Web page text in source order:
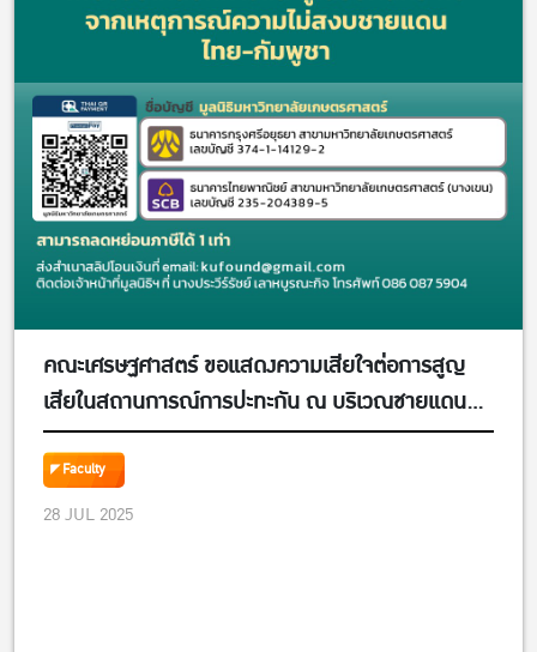
คณะเศรษฐศาสตร์ ขอแสดงความเสียใจต่อการสูญ
เสียในสถานการณ์การปะทะกัน ณ บริเวณชายแดน
ไทย-กัมพูชา และขอส่งกำลังใจใหักับพี่น้องประชาชน
ชาวไทย ตลอดจนทหารหาญที่กำลังปฎิบัติหน้าที่ในเขต
ชายแดน
Faculty
28 JUL 2025